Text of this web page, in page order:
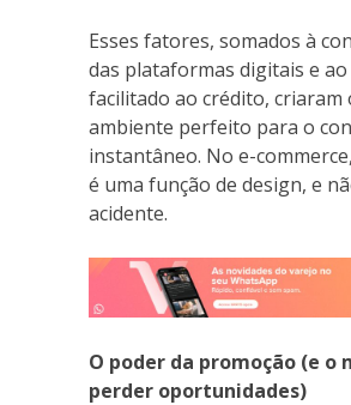
Esses fatores, somados à
das plataformas digitais e ao
facilitado ao crédito, criaram
ambiente perfeito para o
instantâneo. No e-
é uma função de design, e
acidente.
O poder da promoção (e o
perder oportunidades)